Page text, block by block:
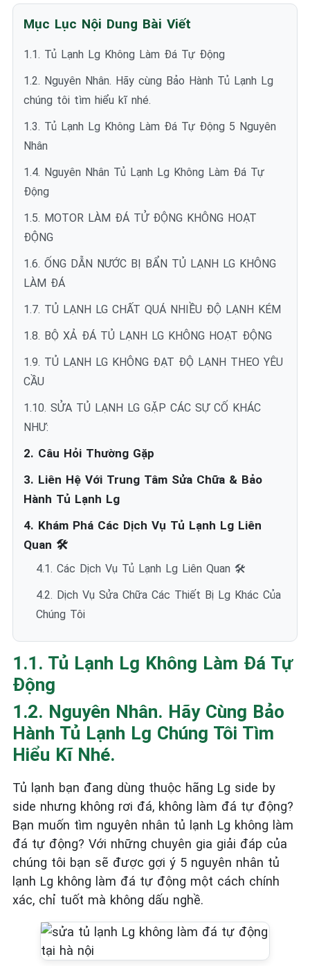
Mục Lục Nội Dung Bài Viết
1.1. Tủ Lạnh Lg Không Làm Đá Tự Động
1.2. Nguyên Nhân. Hãy cùng Bảo Hành Tủ Lạnh Lg
chúng tôi tìm hiểu kĩ nhé.
1.3. Tủ Lạnh Lg Không Làm Đá Tự Động 5 Nguyên
Nhân
1.4. Nguyên Nhân Tủ Lạnh Lg Không Làm Đá Tự
Động
1.5. MOTOR LÀM ĐÁ TỬ ĐỘNG KHÔNG HOẠT
ĐỘNG
1.6. ỐNG DẪN NƯỚC BỊ BẨN TỦ LẠNH LG KHÔNG
LÀM ĐÁ
1.7. TỦ LẠNH LG CHẤT QUÁ NHIỀU ĐỘ LẠNH KÉM
1.8. BỘ XẢ ĐÁ TỦ LẠNH LG KHÔNG HOẠT ĐỘNG
1.9. TỦ LẠNH LG KHÔNG ĐẠT ĐỘ LẠNH THEO YÊU
CẦU
1.10. SỬA TỦ LẠNH LG GẶP CÁC SỰ CỐ KHÁC
NHƯ:
2. Câu Hỏi Thường Gặp
3. Liên Hệ Với Trung Tâm Sửa Chữa & Bảo
Hành Tủ Lạnh Lg
4. Khám Phá Các Dịch Vụ Tủ Lạnh Lg Liên
Quan 🛠️
4.1. Các Dịch Vụ Tủ Lạnh Lg Liên Quan 🛠️
4.2. Dịch Vụ Sửa Chữa Các Thiết Bị Lg Khác Của
Chúng Tôi
1.1. Tủ Lạnh Lg Không Làm Đá Tự
Động
1.2. Nguyên Nhân. Hãy Cùng Bảo
Hành Tủ Lạnh Lg Chúng Tôi Tìm
Hiểu Kĩ Nhé.
Tủ lạnh bạn đang dùng thuộc hãng Lg side by
side nhưng không rơi đá, không làm đá tự động?
Bạn muốn tìm nguyên nhân tủ lạnh Lg không làm
đá tự động? Với những chuyên gia giải đáp của
chúng tôi bạn sẽ được gợi ý 5 nguyên nhân tủ
lạnh Lg không làm đá tự động một cách chính
xác, chỉ tuốt mà không dấu nghề.